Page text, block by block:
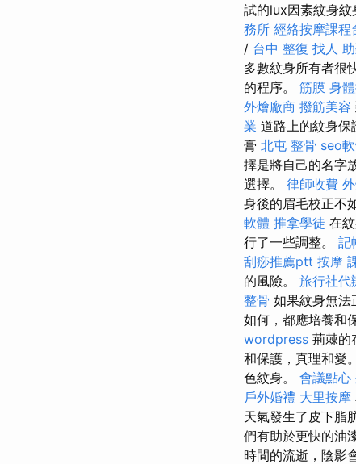
試的lux因素紋身紋
務所 經絡按摩課程
/ 台中 整復 找人
多數紋身所有者很
的程序。 筋膜 身
外燴廠商 撥筋美容
業 道路上的紋身保
膏 北屯 整骨 seo
擇是將自己的名字
選擇。 律師收費
身後的眉毛校正不
軟體 推拿學徒 在
行了一些調整。 記
刮痧推薦ptt 按摩
的風險。 旅行社代
整骨 如果紋身無法
如何，都應培養和
wordpress 荊棘的
和保護，真理和愛。
色紋身。 會議點心
戶外婚禮 大里按摩
天氣發生了皮下脂
們有助於更快的油
時間的流逝，陰影